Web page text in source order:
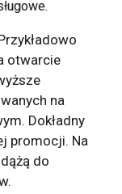
otwarcie
na
Dokładny
promocji. Na
do